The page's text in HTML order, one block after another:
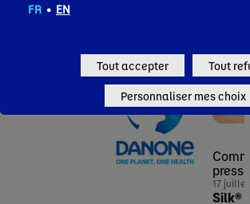
Communiqués de presse
presse
17 juillet
Silk®
FR • EN
Tout accepter Tout
Personnaliser mes choix